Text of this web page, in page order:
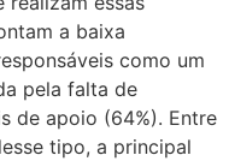
a baixa
como um
pela falta de
de apoio (64%). Entre
tipo, a principal